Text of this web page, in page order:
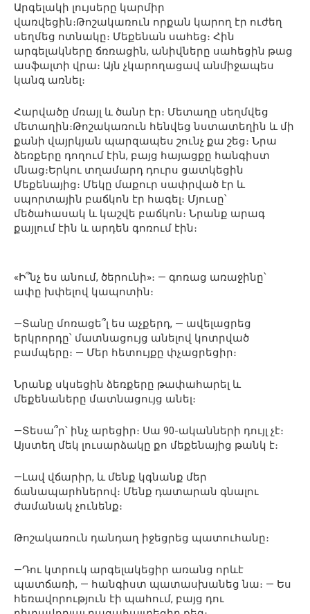
Արգելակի լույսերը կարմիր
վառվեցին։Թոշակառուն որքան կարող էր ուժեղ
սեղմեց ոտնակը։ Մեքենան սահեց։ Հին
արգելակները ճռռացին, անիվները սահեցին թաց
ասֆալտի վրա։ Այն չկարողացավ անմիջապես
կանգ առնել։
Հարվածը մռայլ և ծանր էր։ Մետաղը սեղմվեց
մետաղին։Թոշակառուն հենվեց նստատեղին և մի
քանի վայրկյան պարզապես շունչ քա շեց։ Նրա
ձեռքերը դողում էին, բայց հայացքը հանգիստ
մնաց։Երկու տղամարդ դուրս ցատկեցին
Մեքենայից։ Մեկը մաքուր սափրված էր և
սպորտային բաճկոն էր հագել։ Մյուսը՝
մեծահասակ և կաշվե բաճկոն։ Նրանք արագ
քայլում էին և արդեն գոռում էին։
«Ի՞նչ ես անում, ծերունի»։ — գոռաց առաջինը՝
ափը խփելով կապոտին։
—Տանը մոռացե՞լ ես աչքերդ, — ավելացրեց
երկրորդը՝ մատնացույց անելով կոտրված
բամպերը։ — Մեր հետույքը փչացրեցիր։
Նրանք սկսեցին ձեռքերը թափահարել և
մեքենաները մատնացույց անել։
—Տեսա՞ր՝ ինչ արեցիր։ Սա 90-ականների դույլ չէ։
Այստեղ մեկ լուսարձակը քո մեքենայից թանկ է։
—Լավ վճարիր, և մենք կգնանք մեր
ճանապարհներով։ Մենք դատարան գնալու
ժամանակ չունենք։
Թոշակառուն դանդաղ իջեցրեց պատուհանը։
—Դու կտրուկ արգելակեցիր առանց որևէ
պատճառի, — հանգիստ պատասխանեց նա։ — Ես
հեռավորություն էի պահում, բայց դու